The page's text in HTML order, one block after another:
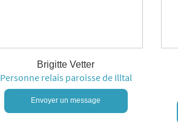
Brigitte Vetter
Personne relais paroisse de Illtal
Envoyer un message